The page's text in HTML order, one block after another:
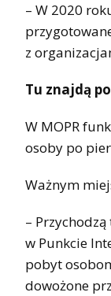
– W 2020
z
Tu
W MOPR
osoby po
Ważnym
–
w Punkcie
pobyt
dowożone